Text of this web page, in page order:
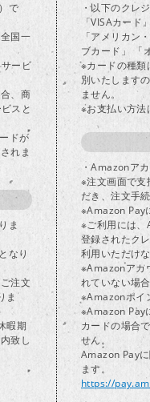
で
国一
ービ
、商
スと
ドが
れま
ま
なり
注文
ま
暇期
致し
・以下のクレ
「VISAカード
「アメリカン
ブカード」 「
※カードの種類
別いたします
ません。
※お支払い方法
・Amazonア
※注文画面で
だき、注文手
※Amazon Pay
※ご利用には、
登録されたク
利用いただけ
※Amazonアカ
れていない場
※Amazonポイ
※Amazon Pay
カードの場合
せん。
Amazon Pay
ます。
https://